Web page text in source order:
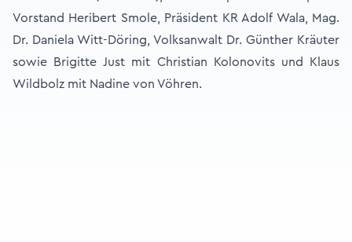
Vorstand Heribert Smole, Präsident KR Adolf Wala, Mag.
Dr. Daniela Witt-Döring, Volksanwalt Dr. Günther Kräuter
sowie Brigitte Just mit Christian Kolonovits und Klaus
Wildbolz mit Nadine von Vöhren.